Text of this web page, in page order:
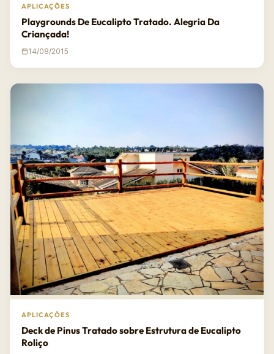
APLICAÇÕES
Playgrounds De Eucalipto Tratado. Alegria Da
Criançada!
14/08/2015
APLICAÇÕES
Deck de Pinus Tratado sobre Estrutura de Eucalipto
Roliço